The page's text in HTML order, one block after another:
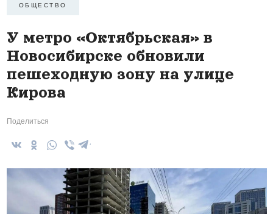
ОБЩЕСТВО
У метро «Октябрьская» в
Новосибирске обновили
пешеходную зону на улице
Кирова
Поделиться